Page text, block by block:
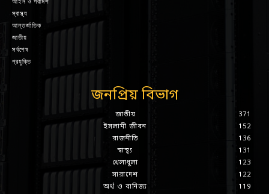
স্বাস্থ্য
আন্তর্জাতিক
জাতীয়
সর্বশেষ
প্রযুক্তি
জনপ্রিয় বিভাগ
জাতীয়
371
ইসলামী জীবন
152
রাজনীতি
136
স্বাস্থ্য
131
খেলাধুলা
123
সারাদেশ
122
অর্থ ও বানিজ্য
119